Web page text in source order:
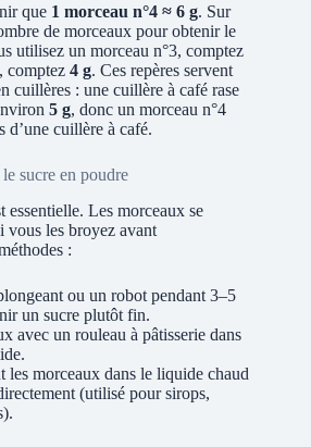
que 1 morceau n°4 ≈ 6 g. Sur
de morceaux pour obtenir le
utilisez un morceau n°3, comptez
comptez 4 g. Ces repères servent
cuillères : une cuillère à café rase
5 g, donc un morceau n°4
d’une cuillère à café.
sucre en poudre
essentielle. Les morceaux se
vous les broyez avant
:
ou un robot pendant 3–5
un sucre plutôt fin.
avec un rouleau à pâtisserie dans
les morceaux dans le liquide chaud
(utilisé pour sirops,